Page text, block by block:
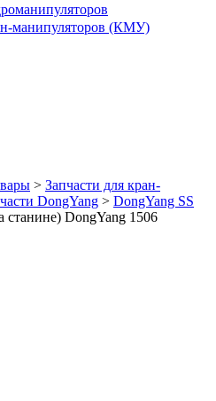
манипуляторов (КМУ)
> Запчасти для кран-
DongYang > DongYang SS
DongYang 1506